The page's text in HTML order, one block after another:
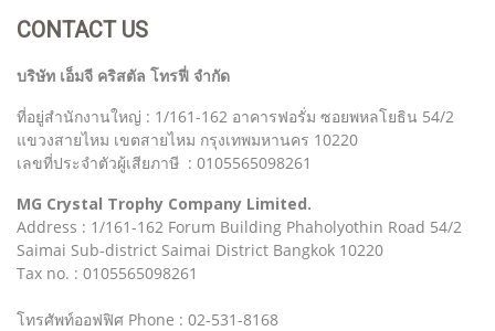
CONTACT US
บริษัท เอ็มจี คริสตัล โทรฟี่ จำกัด
ที่อยู่สำนักงานใหญ่ : 1/161-162 อาคารฟอรั่ม ซอยพหลโยธิน 54/2
แขวงสายไหม เขตสายไหม กรุงเทพมหานคร 10220
เลขที่ประจำตัวผู้เสียภาษี : 0105565098261
MG Crystal Trophy Company Limited.
Address : 1/161-162 Forum Building Phaholyothin Road 54/2
Saimai Sub-district Saimai District Bangkok 10220
Tax no. : 0105565098261
โทรศัพท์ออฟฟิศ Phone : 02-531-8168